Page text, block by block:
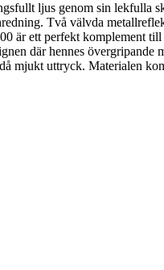
ljus genom sin lekfulla
Två välvda
är ett perfekt komplement
där hennes övergripande
mjukt uttryck. Materialen